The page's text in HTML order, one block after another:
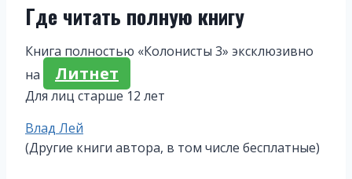
Где читать полную книгу
Книга полностью «Колонисты 3» эксклюзивно
на
Литнет
Для лиц старше 12 лет
Метки
записи:
Влад Лей
(Другие книги автора, в том числе бесплатные)